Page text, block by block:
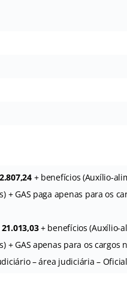
+ benefícios (Auxílio-
+ GAS paga apenas para os
21.013,03+ benefícios (Auxílio-
+ GAS apenas para os cargos
– área judiciária –